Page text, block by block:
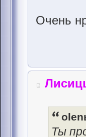
Очень
Ты